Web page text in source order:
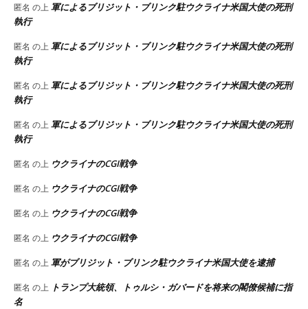
匿名 の上軍によるブリジット・ブリンク駐ウクライナ米国大使の死刑
執行
匿名 の上軍によるブリジット・ブリンク駐ウクライナ米国大使の死刑
執行
匿名 の上軍によるブリジット・ブリンク駐ウクライナ米国大使の死刑
執行
匿名 の上軍によるブリジット・ブリンク駐ウクライナ米国大使の死刑
執行
匿名 の上 ウクライナのCGI戦争
匿名 の上 ウクライナのCGI戦争
匿名 の上 ウクライナのCGI戦争
匿名 の上 ウクライナのCGI戦争
匿名 の上軍がブリジット・ブリンク駐ウクライナ米国大使を逮捕
匿名 の上 トランプ大統領、トゥルシ・ガバードを将来の閣僚候補に指
名